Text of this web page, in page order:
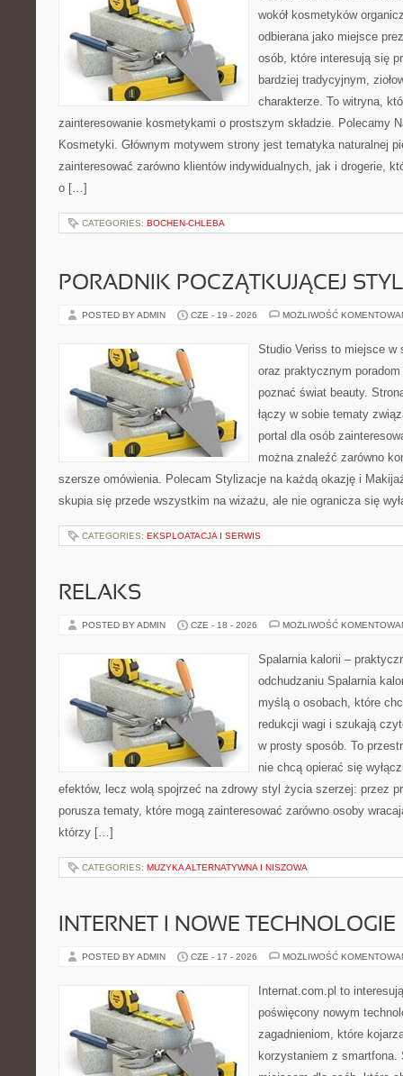
wokół kosmetyków
odbierana jako miejsce
osób, które interesują się
bardziej tradycyjnym,
charakterze. To witryna,
zainteresowanie kosmetykami o prostszym składzie. Polecamy
Kosmetyki. Głównym motywem strony jest tematyka naturalnej
zainteresować zarówno klientów indywidualnych, jak i drogerie,
o […]
CATEGORIES: BOCHEN-CHLEBA
PORADNIK POCZĄTKUJĄCEJ
POSTED BY ADMIN CZE - 19 - 2026 MOŻLIWOŚĆ
Studio Veriss to miejsce w
oraz praktycznym
poznać świat beauty.
łączy w sobie tematy
portal dla osób
można znaleźć zarówno
szersze omówienia. Polecam Stylizacje na każdą okazję i
skupia się przede wszystkim na wizażu, ale nie ogranicza się
CATEGORIES: EKSPLOATACJA I SERWIS
RELAKS
POSTED BY ADMIN CZE - 18 - 2026 MOŻLIWOŚĆ
Spalarnia kalorii –
odchudzaniu Spalarnia
myślą o osobach, które
redukcji wagi i szukają
w prosty sposób. To
nie chcą opierać się
efektów, lecz wolą spojrzeć na zdrowy styl życia szerzej: przez
porusza tematy, które mogą zainteresować zarówno osoby
którzy […]
CATEGORIES: MUZYKA ALTERNATYWNA I NISZOWA
INTERNET I NOWE TECHNOLOGIE
POSTED BY ADMIN CZE - 17 - 2026 MOŻLIWOŚĆ
Internat.com.pl to
poświęcony nowym
zagadnieniom, które
korzystaniem z